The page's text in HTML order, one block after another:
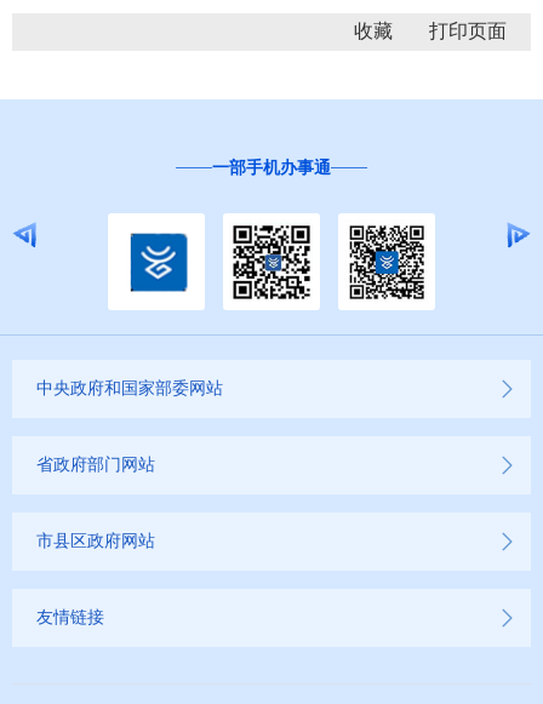
收藏
一部手机办事通
中央政府和国家部委网站
省政府部门网站
市县区政府网站
友情链接